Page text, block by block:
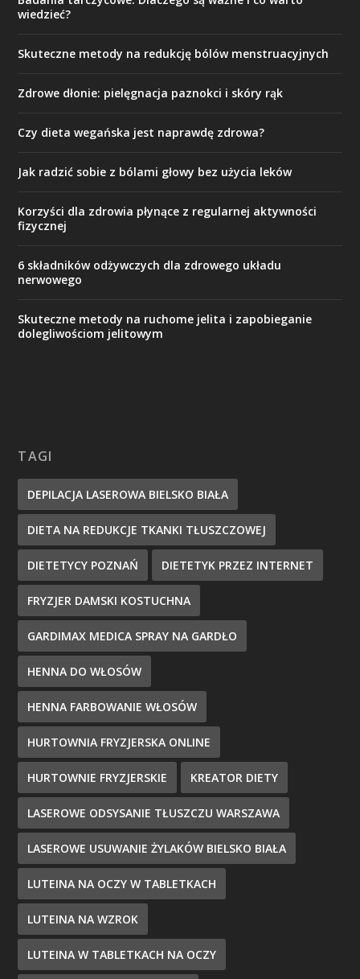
wiedzieć?
Skuteczne metody na redukcję bólów menstruacyjnych
Zdrowe dłonie: pielęgnacja paznokci i skóry rąk
Czy dieta wegańska jest naprawdę zdrowa?
Jak radzić sobie z bólami głowy bez użycia leków
Korzyści dla zdrowia płynące z regularnej aktywności
fizycznej
6 składników odżywczych dla zdrowego układu
nerwowego
Skuteczne metody na ruchome jelita i zapobieganie
dolegliwościom jelitowym
TAGI
DEPILACJA LASEROWA BIELSKO BIAŁA
DIETA NA REDUKCJE TKANKI TŁUSZCZOWEJ
DIETETYCY POZNAŃ DIETETYK PRZEZ INTERNET
FRYZJER DAMSKI KOSTUCHNA
GARDIMAX MEDICA SPRAY NA GARDŁO
HENNA DO WŁOSÓW
HENNA FARBOWANIE WŁOSÓW
HURTOWNIA FRYZJERSKA ONLINE
HURTOWNIE FRYZJERSKIE KREATOR DIETY
LASEROWE ODSYSANIE TŁUSZCZU WARSZAWA
LASEROWE USUWANIE ŻYLAKÓW BIELSKO BIAŁA
LUTEINA NA OCZY W TABLETKACH
LUTEINA NA WZROK
LUTEINA W TABLETKACH NA OCZY